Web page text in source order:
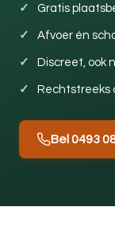
Gratis
Afvoer én
Discreet, ook
Rechtstreeks
Bel 0493